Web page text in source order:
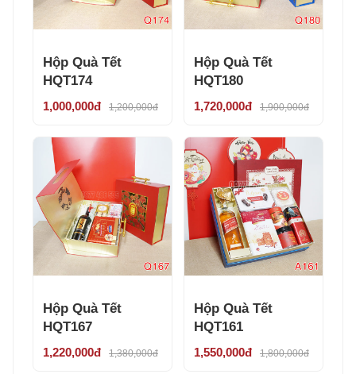
Hộp Quà Tết
HQT174
1,000,000đ 1,200,000đ
Hộp Quà Tết
HQT180
1,720,000đ 1,900,000đ
Hộp Quà Tết
HQT167
1,220,000đ 1,380,000đ
Hộp Quà Tết
HQT161
1,550,000đ 1,800,000đ